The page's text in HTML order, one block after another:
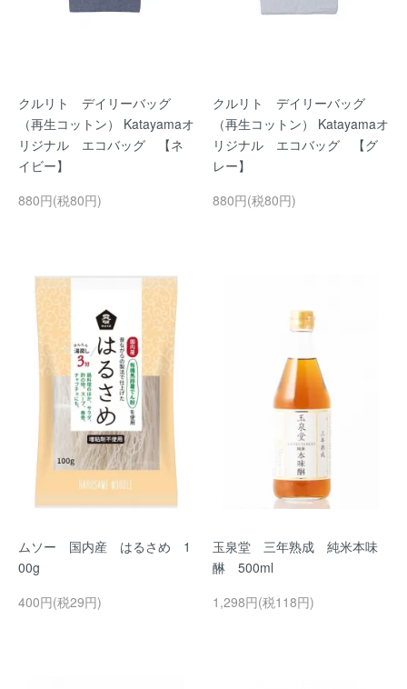
クルリト デイリーバッグ
（再生コットン） Katayamaオ
リジナル エコバッグ 【ネ
イビー】
880円(税80円)
クルリト デイリーバッグ
（再生コットン） Katayamaオ
リジナル エコバッグ 【グ
レー】
880円(税80円)
ムソー 国内産 はるさめ 1
00g
400円(税29円)
玉泉堂 三年熟成 純米本味
醂 500ml
1,298円(税118円)